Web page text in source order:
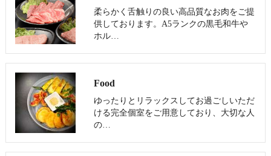
柔らかく舌触りの良い高品質なお肉をご提
供しております。A5ランクの黒毛和牛や
ホル…
Food
ゆったりとリラックスしてお過ごしいただ
ける完全個室をご用意しており、大切な人
の…